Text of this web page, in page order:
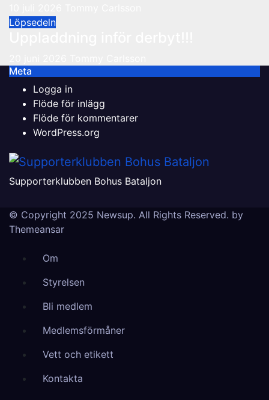
Löpsedeln
Meta
Logga in
Flöde för inlägg
Flöde för kommentarer
WordPress.org
Supporterklubben Bohus Bataljon
© Copyright 2025 Newsup. All Rights Reserved. by
Themeansar
Om
Styrelsen
Bli medlem
Medlemsförmåner
Vett och etikett
Kontakta